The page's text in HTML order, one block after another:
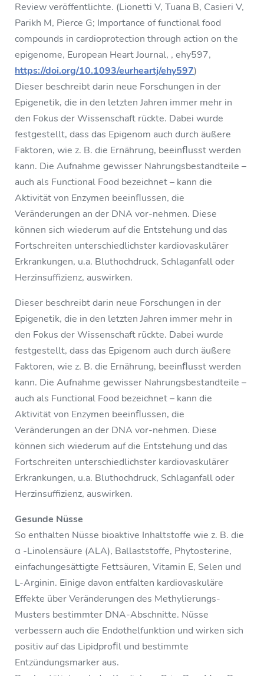
Review veröffentlichte. (Lionetti V, Tuana B, Casieri V,
Parikh M, Pierce G; Importance of functional food
compounds in cardioprotection through action on the
epigenome, European Heart Journal, , ehy597,
https://doi.org/10.1093/eurheartj/ehy597)
Dieser beschreibt darin neue Forschungen in der
Epigenetik, die in den letzten Jahren immer mehr in
den Fokus der Wissenschaft rückte. Dabei wurde
festgestellt, dass das Epigenom auch durch äußere
Faktoren, wie z. B. die Ernährung, beeinﬂusst werden
kann. Die Aufnahme gewisser Nahrungsbestandteile –
auch als Functional Food bezeichnet – kann die
Aktivität von Enzymen beeinﬂussen, die
Veränderungen an der DNA vor-nehmen. Diese
können sich wiederum auf die Entstehung und das
Fortschreiten unterschiedlichster kardiovaskulärer
Erkrankungen, u.a. Bluthochdruck, Schlaganfall oder
Herzinsuffizienz, auswirken.
Dieser beschreibt darin neue Forschungen in der
Epigenetik, die in den letzten Jahren immer mehr in
den Fokus der Wissenschaft rückte. Dabei wurde
festgestellt, dass das Epigenom auch durch äußere
Faktoren, wie z. B. die Ernährung, beeinﬂusst werden
kann. Die Aufnahme gewisser Nahrungsbestandteile –
auch als Functional Food bezeichnet – kann die
Aktivität von Enzymen beeinﬂussen, die
Veränderungen an der DNA vor-nehmen. Diese
können sich wiederum auf die Entstehung und das
Fortschreiten unterschiedlichster kardiovaskulärer
Erkrankungen, u.a. Bluthochdruck, Schlaganfall oder
Herzinsuffizienz, auswirken.
Gesunde Nüsse
So enthalten Nüsse bioaktive Inhaltstoffe wie z. B. die
α -Linolensäure (ALA), Ballaststoffe, Phytosterine,
einfachungesättigte Fettsäuren, Vitamin E, Selen und
L-Arginin. Einige davon entfalten kardiovaskuläre
Effekte über Veränderungen des Methylierungs-
Musters bestimmter DNA-Abschnitte. Nüsse
verbessern auch die Endothelfunktion und wirken sich
positiv auf das Lipidproﬁl und bestimmte
Entzündungsmarker aus.